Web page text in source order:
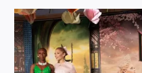
OVER
BEYONCÉ